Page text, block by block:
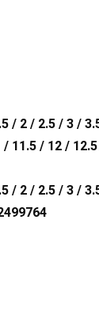
/ 2 / 2.5 / 3 /
11.5 / 12 /
/ 2 / 2.5 / 3 /